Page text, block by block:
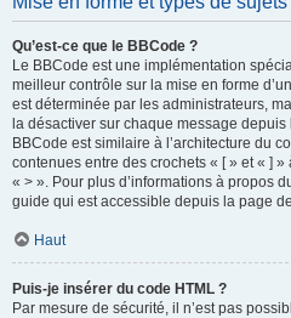
Qu’est-ce que le BBCode ?
Le BBCode est une implémentation
meilleur contrôle sur la mise en forme
est déterminée par les administrateurs,
la désactiver sur chaque message
BBCode est similaire à l’architecture du
contenues entre des crochets « [ » et « ]
« > ». Pour plus d’informations à propos
guide qui est accessible depuis la page
Haut
Puis-je insérer du code HTML ?
Par mesure de sécurité, il n’est pas